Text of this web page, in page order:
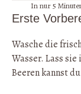
In nur 5
Erste
Wasche die
Wasser. Lass
Beeren kannst